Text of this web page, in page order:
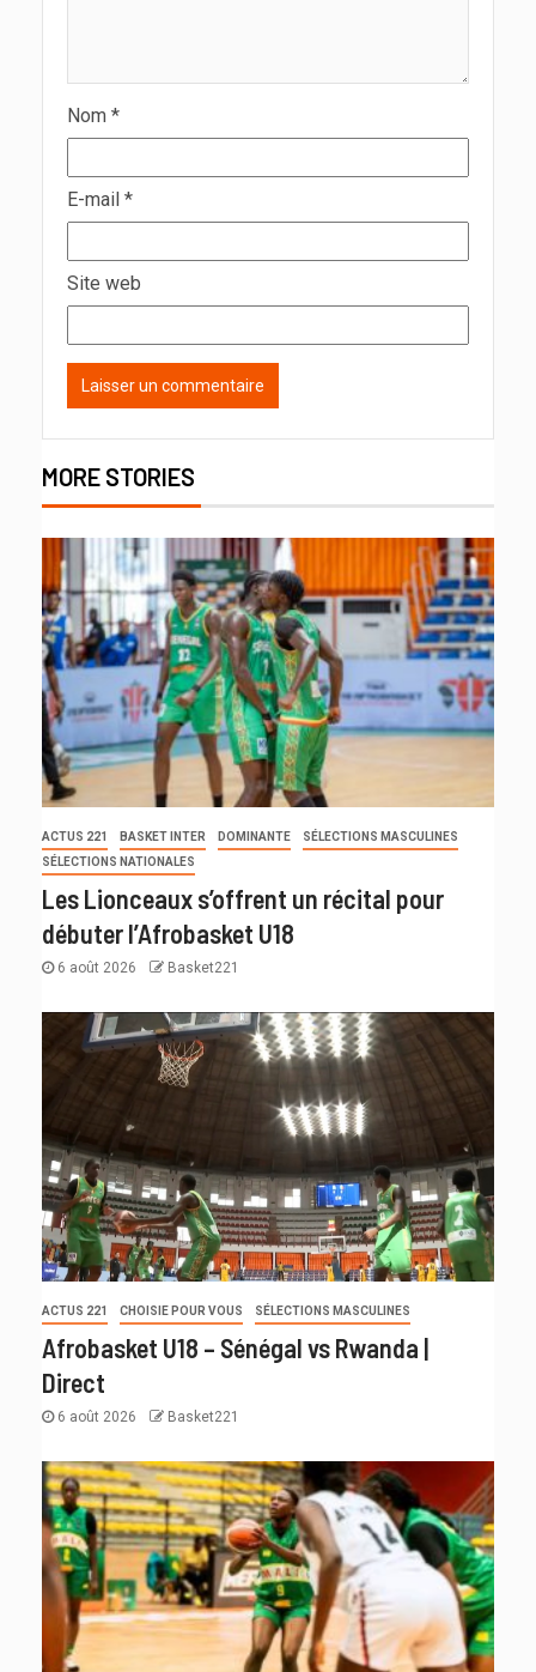
Nom *
E-mail *
Site web
MORE STORIES
ACTUS 221 BASKET INTER DOMINANTE
SÉLECTIONS MASCULINES
SÉLECTIONS NATIONALES
Les Lionceaux s’offrent un récital pour
débuter l’Afrobasket U18
6 août 2026 Basket221
ACTUS 221 CHOISIE POUR VOUS SÉLECTIONS MASCULINES
Afrobasket U18 – Sénégal vs Rwanda |
Direct
6 août 2026 Basket221